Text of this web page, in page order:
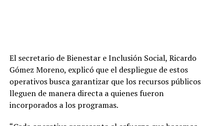
El secretario de Bienestar e Inclusión Social, Ricardo
Gómez Moreno, explicó que el despliegue de estos
operativos busca garantizar que los recursos públicos
lleguen de manera directa a quienes fueron
incorporados a los programas.